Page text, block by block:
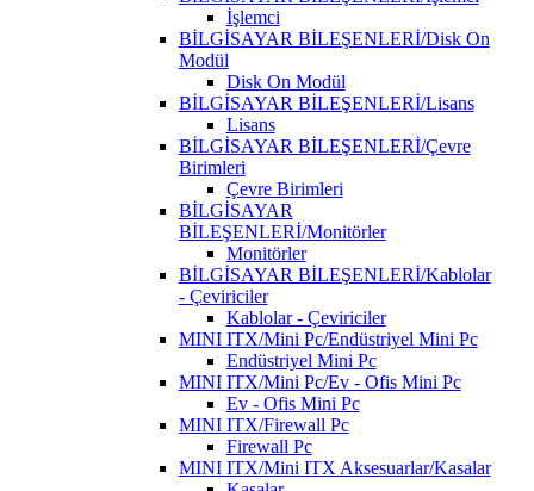
İşlemci
BİLGİSAYAR BİLEŞENLERİ/Disk On
Modül
Disk On Modül
BİLGİSAYAR BİLEŞENLERİ/Lisans
Lisans
BİLGİSAYAR BİLEŞENLERİ/Çevre
Birimleri
Çevre Birimleri
BİLGİSAYAR
BİLEŞENLERİ/Monitörler
Monitörler
BİLGİSAYAR BİLEŞENLERİ/Kablolar
- Çeviriciler
Kablolar - Çeviriciler
MINI ITX/Mini Pc/Endüstriyel Mini Pc
Endüstriyel Mini Pc
MINI ITX/Mini Pc/Ev - Ofis Mini Pc
Ev - Ofis Mini Pc
MINI ITX/Firewall Pc
Firewall Pc
MINI ITX/Mini ITX Aksesuarlar/Kasalar